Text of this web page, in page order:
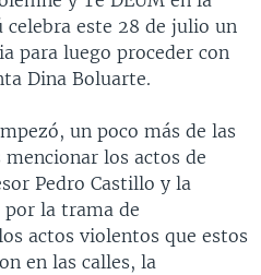
celebra este 28 de julio un
para luego proceder con
Dina Boluarte.
un poco más de las
los actos de
Pedro Castillo y la
la trama de
actos violentos que estos
en las calles, la